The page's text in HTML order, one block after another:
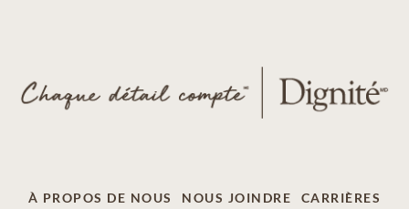
À PROPOS DE NOUS NOUS JOINDRE
CARRIÈRES